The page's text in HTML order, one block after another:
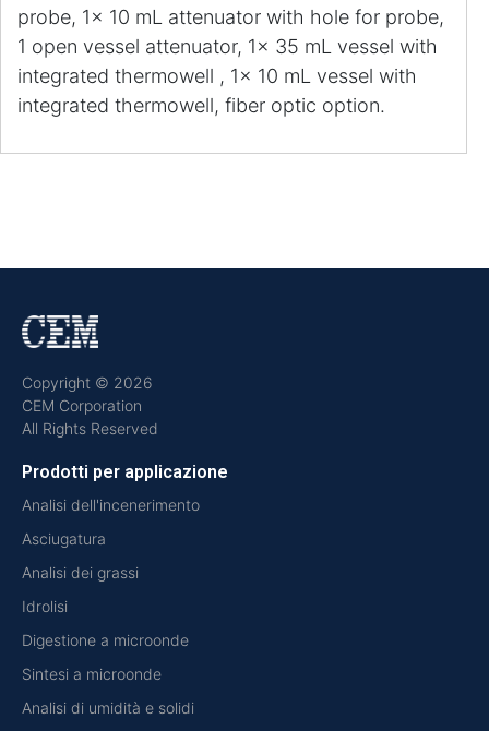
probe, 1x 10 mL attenuator with hole for probe,
1 open vessel attenuator, 1x 35 mL vessel with
integrated thermowell , 1x 10 mL vessel with
integrated thermowell, fiber optic option.
Copyright © 2026
CEM Corporation
All Rights Reserved
Prodotti per applicazione
Analisi dell'incenerimento
Asciugatura
Analisi dei grassi
Idrolisi
Digestione a microonde
Sintesi a microonde
Analisi di umidità e solidi